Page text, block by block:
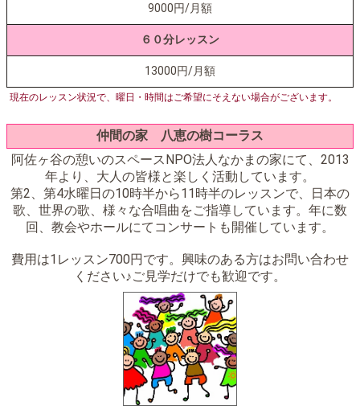
9000円/月額
６０分レッスン
13000円/月額
現在のレッスン状況で、曜日・時間はご希望にそえない場合がございます。
仲間の家 八恵の樹コーラス
阿佐ヶ谷の憩いのスペースNPO法人なかまの家にて、2013
年より、大人の皆様と楽しく活動しています。
第2、第4水曜日の10時半から11時半のレッスンで、日本の
歌、世界の歌、様々な合唱曲をご指導しています。年に数
回、教会やホールにてコンサートも開催しています。
費用は1レッスン700円です。興味のある方はお問い合わせ
ください♪ご見学だけでも歓迎です。